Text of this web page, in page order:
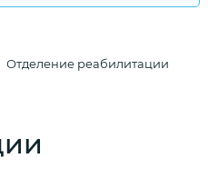
Отделение реабилитации